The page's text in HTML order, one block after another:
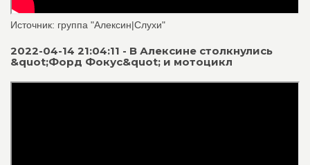
Источник: группа "Алексин|Слухи"
2022-04-14 21:04:11 - В Алексине столкнулись
&quot;Форд Фокус&quot; и мотоцикл